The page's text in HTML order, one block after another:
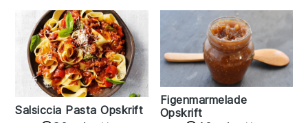
Salsiccia Pasta Opskrift
Figenmarmelade
Opskrift